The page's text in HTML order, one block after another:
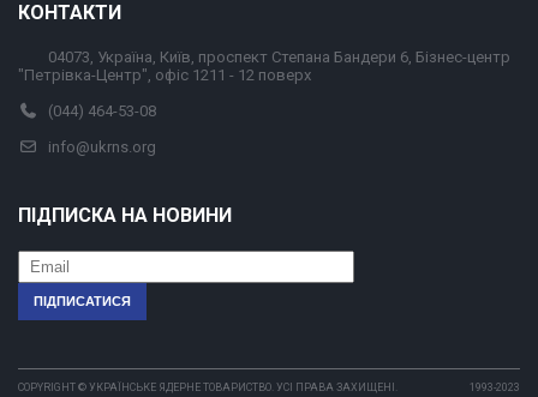
КОНТАКТИ
04073, Україна, Київ, проспект Степана Бандери 6, Бізнес-центр
"Петрівка-Центр", офіс 1211 - 12 поверх
(044) 464-53-08
info@ukrns.org
ПІДПИСКА НА НОВИНИ
COPYRIGHT © УКРАЇНСЬКЕ ЯДЕРНЕ ТОВАРИСТВО. УСІ ПРАВА ЗАХИЩЕНІ. 1993-2023